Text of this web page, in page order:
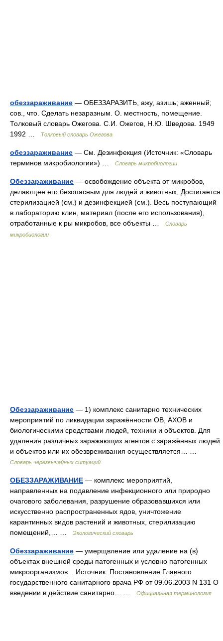
обеззараживание — ОБЕЗЗАРАЗИТЬ, ажу, азишь; аженный;
сов., что. Сделать незаразным. О. местность, помещение.
Толковый словарь Ожегова. С.И. Ожегов, Н.Ю. Шведова. 1949
1992 …
Толковый словарь Ожегова
обеззараживание — См. Дезинфекция (Источник: «Словарь
терминов микробиологии») …
Словарь микробиологии
Обеззараживание — освобождение объекта от микробов,
делающее его безопасным для людей и животных, Достигается
стерилизацией (см.) и дезинфекцией (см.). Весь поступающий
в лабораторию клин, материал (после его использования),
отработанные к ры микробов, все объекты …
Словарь
микробиологии
Обеззараживание — 1) комплекс санитарно технических
мероприятий по ликвидации заражённости ОВ, АХОВ и
биологическими средствами людей, техники и объектов. Для
удаления различных заражающих агентов с заражённых людей
и объектов или их обезвреживания осуществляется… …
Словарь черезвычайных ситуаций
ОБЕЗЗАРАЖИВАНИЕ — комплекс мероприятий,
направленных на подавление инфекционного или природно
очагового заболевания, разрушение образовавшихся или
искусственно распространенных ядов, уничтожение
карантинных видов растений и животных, стерилизацию
помещений,… …
Экологический словарь
Обеззараживание — умерщвление или удаление на (в)
объектах внешней среды патогенных и условно патогенных
микроорганизмов... Источник: Постановление Главного
государственного санитарного врача РФ от 09.06.2003 N 131 О
введении в действие санитарно… …
Официальная терминология